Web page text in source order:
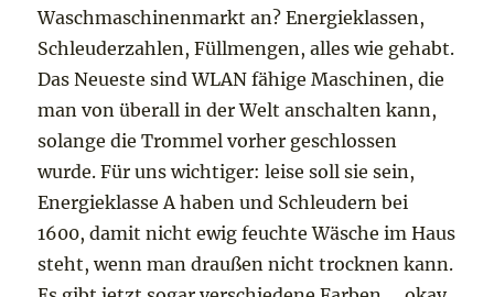
Waschmaschinenmarkt an? Energieklassen,
Schleuderzahlen, Füllmengen, alles wie gehabt.
Das Neueste sind WLAN fähige Maschinen, die
man von überall in der Welt anschalten kann,
solange die Trommel vorher geschlossen
wurde. Für uns wichtiger: leise soll sie sein,
Energieklasse A haben und Schleudern bei
1600, damit nicht ewig feuchte Wäsche im Haus
steht, wenn man draußen nicht trocknen kann.